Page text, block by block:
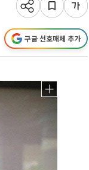
구글 선호매체 추가